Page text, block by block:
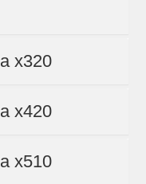
x320
x420
x510